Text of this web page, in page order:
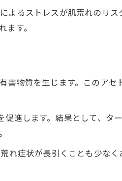
ケアのコツ
予防ステップ
線利用者の習慣
アルコール管理
すすめ生活術
るストレスが肌荒れのリ
す。
物質を生じます。このアセ
進します。結果として、タ
れ症状が長引くことも少な